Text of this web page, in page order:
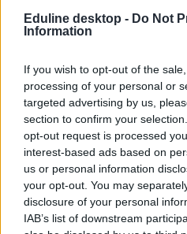
Eduline desktop - Do Not
Information
If you wish to opt-out of the
processing of your personal or
targeted advertising by us,
section to confirm your
opt-out request is processed
interest-based ads based on
us or personal information
your opt-out. You may
disclosure of your personal
IAB’s list of downstream
The Telegraph
Telegraph rangsor
külföld
külföldi továbbtanulás
Milestone Intézet